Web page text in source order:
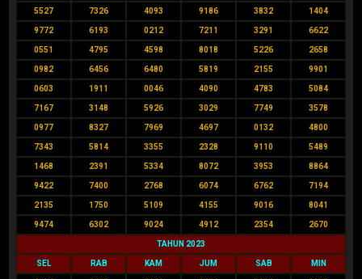
5527 7326 4093 9186 3832 1404
9772 6193 0212 7211 3291 6622
0551 4795 4598 8018 5226 2658
0982 6456 6480 5819 2155 9901
0603 1911 0046 4090 4783 5084
7167 3148 5926 3029 7749 3578
0977 8327 7969 4697 0132 4800
7343 5814 3355 2328 9110 5489
1468 2391 5334 8072 3953 8864
9422 7400 2768 6074 6762 7194
2135 1750 5109 4155 9016 8041
9474 6302 9024 4912 2354 2670
TAHUN 2023
SEL RAB KAM JUM SAB MIN